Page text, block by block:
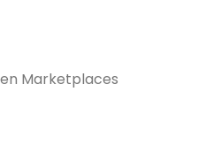
Marketplaces